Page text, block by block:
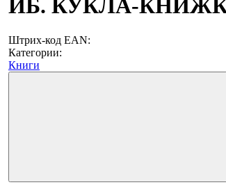
ИБ. КУКЛА-КНИЖКА.
Штрих-код EAN:
Категории:
Книги